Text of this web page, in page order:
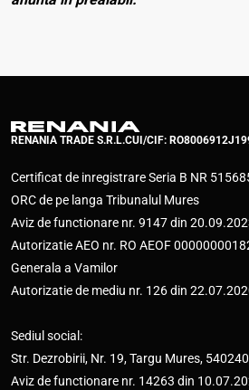
RENANIA TRADE S.R.L.CUI/CIF: RO8006912
Certificat de inregistrare Seria B NR
ORC de pe langa Tribunalul Mures
Aviz de functionare nr. 9147 din
Autorizatie AEO nr. RO AEOF
Generala a Vamilor
Autorizatie de mediu nr. 126 din
Sediul social:
Str. Dezrobirii, Nr. 19, Targu Mures,
Aviz de functionare nr. 14263 din